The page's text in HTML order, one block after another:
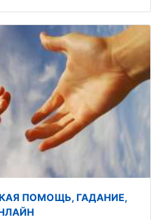
ПОМОЩЬ, ГАДАНИЕ,